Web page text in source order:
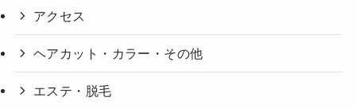
アクセス
ヘアカット・カラー・その他
エステ・脱毛